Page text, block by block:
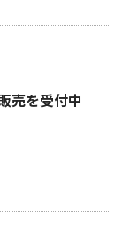
売を受付中